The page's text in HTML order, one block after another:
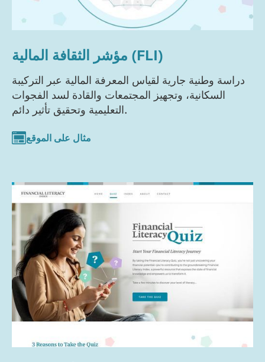
مؤشر الثقافة المالية (FLI)
دراسة وطنية جارية لقياس المعرفة المالية عبر التركيبة
السكانية، وتجهيز المجتمعات والقادة لسد الفجوات
التعليمية وتحقيق تأثير دائم.
مثال على الموقع